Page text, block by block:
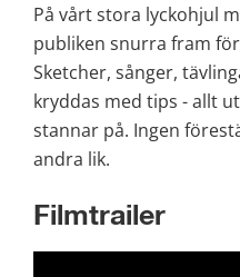
På vårt stora lyckohjul
publiken snurra fram
Sketcher, sånger,
kryddas med tips - allt
stannar på. Ingen
andra lik.
Filmtrailer